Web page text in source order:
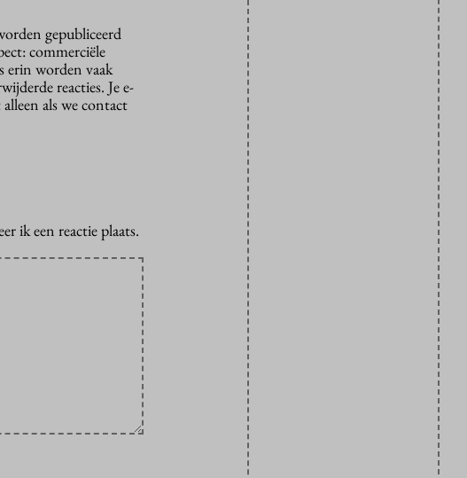
gepubliceerd
commerciële
erin worden vaak
reacties. Je e-
als we contact
ik een reactie plaats.